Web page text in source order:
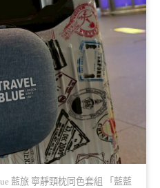
藍旅 寧靜頸枕同色套組 「藍藍